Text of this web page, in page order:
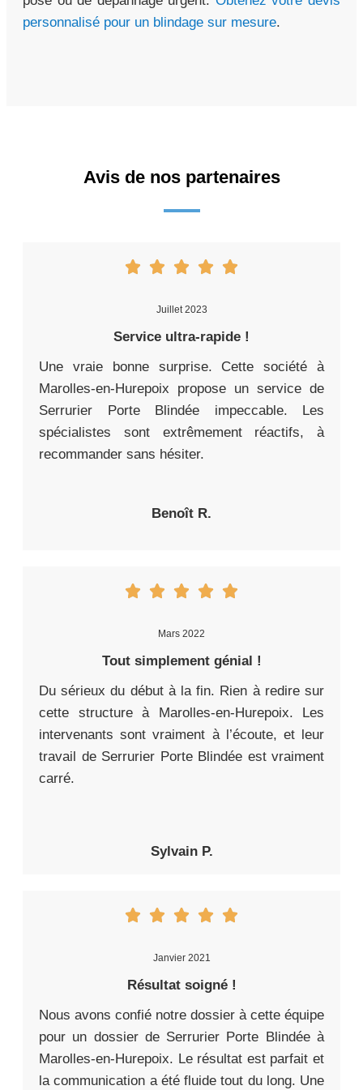
personnalisé pour un blindage sur mesure.
Avis de nos partenaires
Juillet 2023
Service ultra-rapide !
Une vraie bonne surprise. Cette société à
Marolles-en-Hurepoix propose un service de
Serrurier Porte Blindée impeccable. Les
spécialistes sont extrêmement réactifs, à
recommander sans hésiter.
Benoît R.
Mars 2022
Tout simplement génial !
Du sérieux du début à la fin. Rien à redire sur
cette structure à Marolles-en-Hurepoix. Les
intervenants sont vraiment à l’écoute, et leur
travail de Serrurier Porte Blindée est vraiment
carré.
Sylvain P.
Janvier 2021
Résultat soigné !
Nous avons confié notre dossier à cette équipe
pour un dossier de Serrurier Porte Blindée à
Marolles-en-Hurepoix. Le résultat est parfait et
la communication a été fluide tout du long. Une